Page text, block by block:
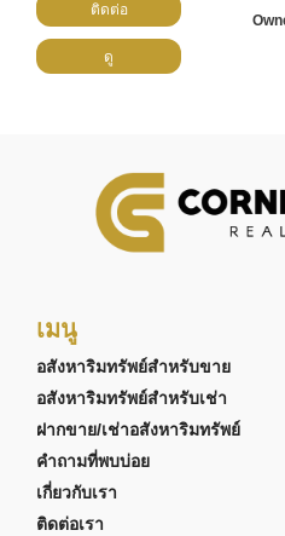
ติดต่อ
ดู
เมนู
อสังหาริมทรัพย์สำหรับขาย
อสังหาริมทรัพย์สำหรับเช่า
ฝากขาย/เช่าอสังหาริมทรัพย์
คำถามที่พบบ่อย
เกี่ยวกับเรา
ติดต่อเรา